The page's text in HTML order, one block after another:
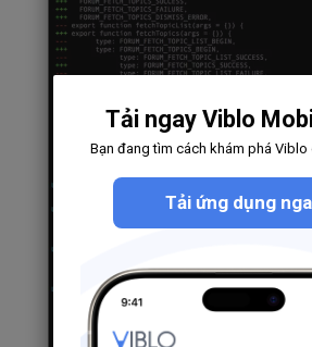
Tải ngay Viblo
Bạn đang tìm cách khám phá Viblo
Tải ứng dụng